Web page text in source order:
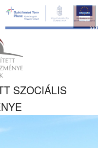
SZOCIÁLIS